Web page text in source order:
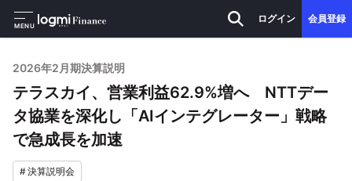
MENU
ログイン 会員登録
2026年2月期決算説明
テラスカイ、営業利益62.9%増へ NTTデー
タ協業を深化し「AIインテグレーター」戦略
で急成長を加速
#決算説明会